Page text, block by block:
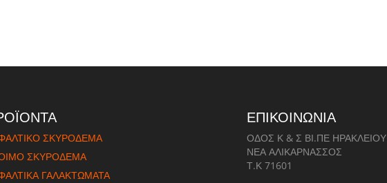
ΣΚΥΡΟΔΕΜΑ
ΣΚΥΡΟΔΕΜΑ
ΓΑΛΑΚΤΩΜΑΤΑ
ΕΠΙΚΟΙΝΩΝΙΑ
ΟΔΟΣ Κ & Σ ΒΙ.ΠΕ ΗΡΑΚΛΕΙΟΥ
ΝΕΑ ΑΛΙΚΑΡΝΑΣΣΟΣ
Τ.Κ 71601